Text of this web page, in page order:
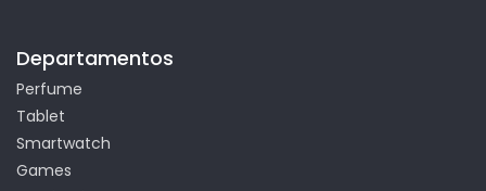
Departamentos
Perfume
Tablet
Smartwatch
Games